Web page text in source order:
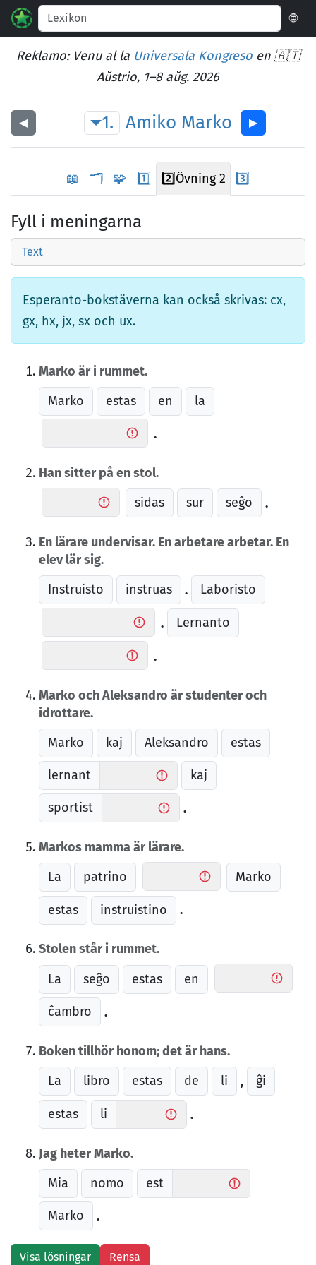
🌐
Reklamo: Venu al la Universala Kongreso en 🇦🇹
Aŭstrio, 1–8 aŭg. 2026
◀︎ 1. Amiko Marko ▶︎
📖 🗂️ 🧩 1️⃣ 2️⃣Övning 2 3️⃣
Fyll i meningarna
Text
Esperanto-bokstäverna kan också skrivas: cx,
gx, hx, jx, sx och ux.
Marko är i rummet.
Marko
estas en la
.
Han sitter på en stol.
sidas
sur seĝo .
En lärare undervisar. En arbetare arbetar. En
elev lär sig.
Instruisto
instruas . Laboristo
. Lernanto
.
Marko och Aleksandro är studenter och
idrottare.
Marko
kaj Aleksandro estas
lernant kaj
sportist .
Markos mamma är lärare.
La
patrino Marko
estas instruistino .
Stolen står i rummet.
La
seĝo estas en
ĉambro .
Boken tillhör honom; det är hans.
La
libro estas de li , ĝi
estas li .
Jag heter Marko.
Mia
nomo est
Marko .